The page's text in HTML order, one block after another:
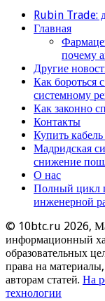
Rubin Trade:
Главная
почему
Другие
Как бороться
системному
Как законно
Контакты
Купить
Мадридская
снижение
О нас
Полный цикл
инженерной
© 10btc.ru 2026,
информационный
образовательных
права на
авторам статей. На
технологии